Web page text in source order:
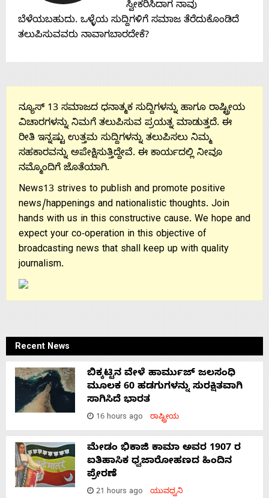
Us
ಸ್ವೀಕರಿಸಿದಾಗ ನಾವು
ಬೆಳೆಯಬಹುದು. ಒಳ್ಳೆಯ ಸುದ್ದಿಗಳಿಗೆ ಸಮಾಜ ತೆರೆದುಕೊಂಡಿದೆ
ತಲುಪಿಸುವವರು ನಾವಾಗಬಾರದೇಕೆ?
ನ್ಯೂಸ್ 13 ಸಮಾಜದ ಧನಾತ್ಮಕ ಸುದ್ದಿಗಳನ್ನು ಹಾಗೂ ರಾಷ್ಟ್ರೀಯ
ವಿಚಾರಗಳನ್ನು ನಿಮಗೆ ತಲುಪಿಸುವ ಪ್ರಯತ್ನ ಮಾಡುತ್ತದೆ. ಈ
ರೀತಿ ಇನ್ನಷ್ಟು ಉತ್ತಮ ಸುದ್ದಿಗಳನ್ನು ತಲುಪಿಸಲು ನಿಮ್ಮ
ಸಹಕಾರವನ್ನು ಅಪೇಕ್ಷಿಸುತ್ತಿದ್ದೇವೆ. ಈ ಕಾರ್ಯದಲ್ಲಿ ನೀವೂ
ನಮ್ಮೊಂದಿಗೆ ಜೊತೆಯಾಗಿ.
News13 strives to publish and promote positive
news/happenings and nationalistic thoughts. Join
hands with us in this constructive cause. We hope and
expect your co-operation in this objective of
broadcasting news that shall keep up with quality
journalism.
Recent News
ಬಿಕ್ಕಟ್ಟಿನ ವೇಳೆ ಹಾರ್ಮುಜ್ ಜಲಸಂಧಿ
ಮೂಲಕ 60 ಹಡಗುಗಳನ್ನು ಸುರಕ್ಷಿತವಾಗಿ
ಸಾಗಿಸಿದೆ ಭಾರತ
16 hours ago ರಾಷ್ಟ್ರೀಯ
ಮೇಡಂ ಭಿಕಾಜಿ ಕಾಮಾ ಅವರ 1907 ರ
ಐತಿಹಾಸಿಕ ಧ್ವಜಾರೋಹಣದ ಹಿಂದಿನ
ಪ್ರೇರಣೆ
21 hours ago ಯುವಧ್ವನಿ